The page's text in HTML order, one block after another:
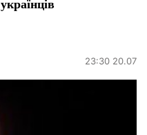
23:30 20.07